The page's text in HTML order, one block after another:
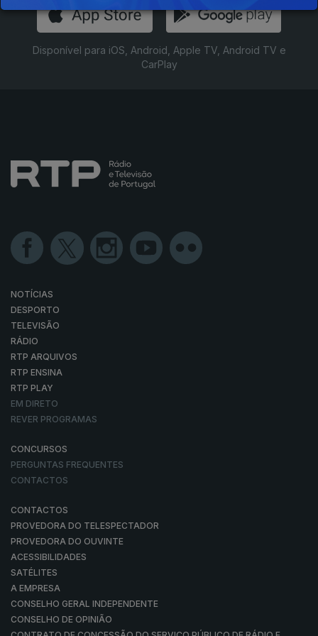
Disponível para iOS, Android, Apple TV, Android TV e
CarPlay
NOTÍCIAS
DESPORTO
TELEVISÃO
RÁDIO
RTP ARQUIVOS
RTP ENSINA
RTP PLAY
EM DIRETO
REVER PROGRAMAS
CONCURSOS
PERGUNTAS FREQUENTES
CONTACTOS
CONTACTOS
PROVEDORA DO TELESPECTADOR
PROVEDORA DO OUVINTE
ACESSIBILIDADES
SATÉLITES
A EMPRESA
CONSELHO GERAL INDEPENDENTE
CONSELHO DE OPINIÃO